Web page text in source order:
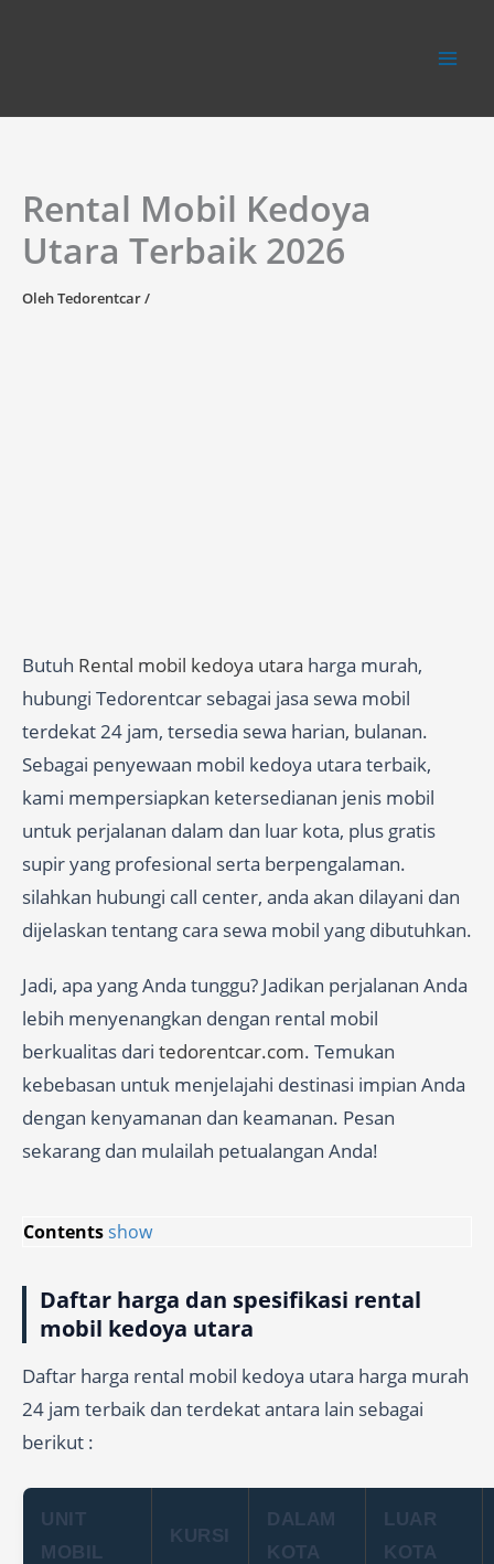
Rental Mobil Kedoya
Utara Terbaik 2026
OlehTedorentcar/
Butuh Rental mobil kedoya utara harga murah,
hubungi Tedorentcar sebagai jasa sewa mobil
terdekat 24 jam, tersedia sewa harian, bulanan.
Sebagai penyewaan mobil kedoya utara terbaik,
kami mempersiapkan ketersedianan jenis mobil
untuk perjalanan dalam dan luar kota, plus gratis
supir yang profesional serta berpengalaman.
silahkan hubungi call center, anda akan dilayani dan
dijelaskan tentang cara sewa mobil yang dibutuhkan.
Jadi, apa yang Anda tunggu? Jadikan perjalanan Anda
lebih menyenangkan dengan rental mobil
berkualitas dari tedorentcar.com. Temukan
kebebasan untuk menjelajahi destinasi impian Anda
dengan kenyamanan dan keamanan. Pesan
sekarang dan mulailah petualangan Anda!
Contentsshow
Daftar harga dan spesifikasi rental
mobil kedoya utara
Daftar harga rental mobil kedoya utara harga murah
24 jam terbaik dan terdekat antara lain sebagai
berikut :
UNIT
MOBIL
KURSI
DALAM
KOTA
LUAR
KOTA